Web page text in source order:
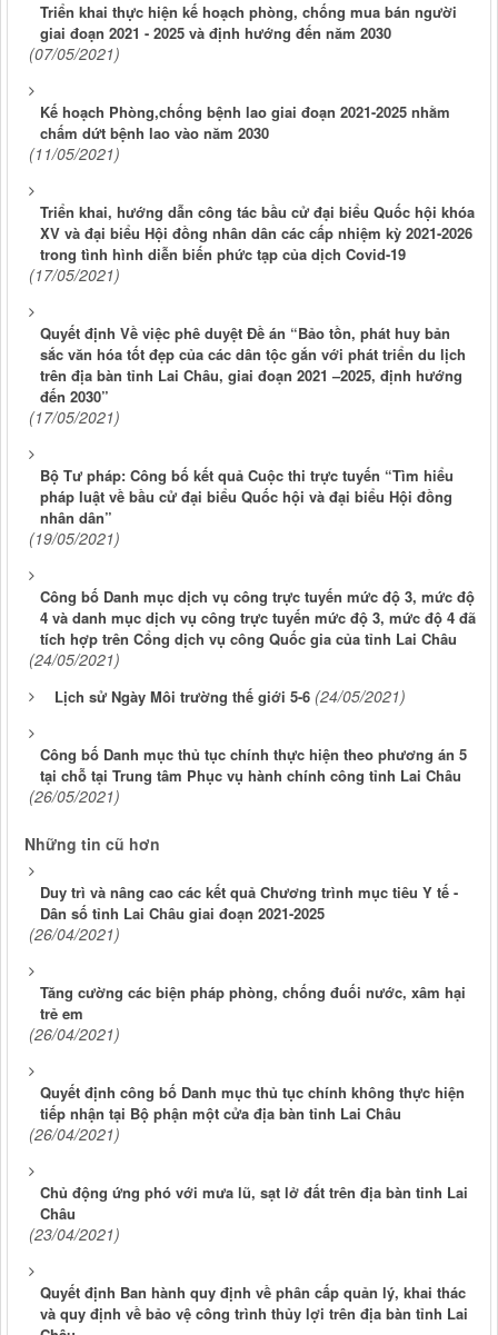
Triển khai thực hiện kế hoạch phòng, chống mua bán người
giai đoạn 2021 - 2025 và định hướng đến năm 2030
(07/05/2021)
Kế hoạch Phòng,chống bệnh lao giai đoạn 2021-2025 nhằm
chấm dứt bệnh lao vào năm 2030
(11/05/2021)
Triển khai, hướng dẫn công tác bầu cử đại biểu Quốc hội khóa
XV và đại biểu Hội đồng nhân dân các cấp nhiệm kỳ 2021-2026
trong tình hình diễn biến phức tạp của dịch Covid-19
(17/05/2021)
Quyết định Về việc phê duyệt Đề án “Bảo tồn, phát huy bản
sắc văn hóa tốt đẹp của các dân tộc gắn với phát triển du lịch
trên địa bàn tỉnh Lai Châu, giai đoạn 2021 –2025, định hướng
đến 2030”
(17/05/2021)
Bộ Tư pháp: Công bố kết quả Cuộc thi trực tuyến “Tìm hiểu
pháp luật về bầu cử đại biểu Quốc hội và đại biểu Hội đồng
nhân dân”
(19/05/2021)
Công bố Danh mục dịch vụ công trực tuyến mức độ 3, mức độ
4 và danh mục dịch vụ công trực tuyến mức độ 3, mức độ 4 đã
tích hợp trên Cổng dịch vụ công Quốc gia của tỉnh Lai Châu
(24/05/2021)
Lịch sử Ngày Môi trường thế giới 5-6 (24/05/2021)
Công bố Danh mục thủ tục chính thực hiện theo phương án 5
tại chỗ tại Trung tâm Phục vụ hành chính công tỉnh Lai Châu
(26/05/2021)
Những tin cũ hơn
Duy trì và nâng cao các kết quả Chương trình mục tiêu Y tế -
Dân số tỉnh Lai Châu giai đoạn 2021-2025
(26/04/2021)
Tăng cường các biện pháp phòng, chống đuối nước, xâm hại
trẻ em
(26/04/2021)
Quyết định công bố Danh mục thủ tục chính không thực hiện
tiếp nhận tại Bộ phận một cửa địa bàn tỉnh Lai Châu
(26/04/2021)
Chủ động ứng phó với mưa lũ, sạt lở đất trên địa bàn tinh Lai
Châu
(23/04/2021)
Quyết định Ban hành quy định về phân cấp quản lý, khai thác
và quy định về bảo vệ công trình thủy lợi trên địa bàn tỉnh Lai